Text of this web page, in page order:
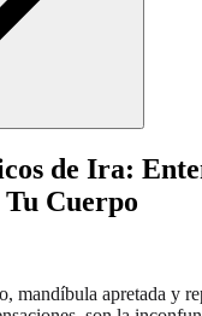
de Ira:
Tu Cuerpo
mandíbula apretada y